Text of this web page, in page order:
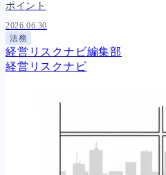
ポイント
2026.06.30
法務
経営リスクナビ編集部
経営リスクナビ